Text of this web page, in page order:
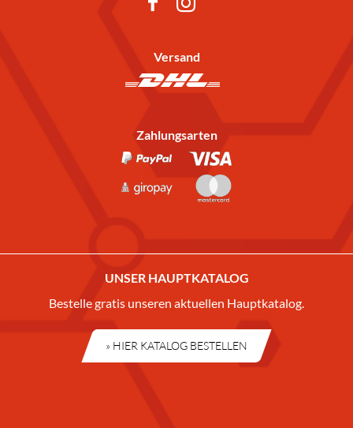
Versand
Zahlungsarten
UNSER HAUPTKATALOG
Bestelle gratis unseren aktuellen Hauptkatalog.
» HIER KATALOG BESTELLEN